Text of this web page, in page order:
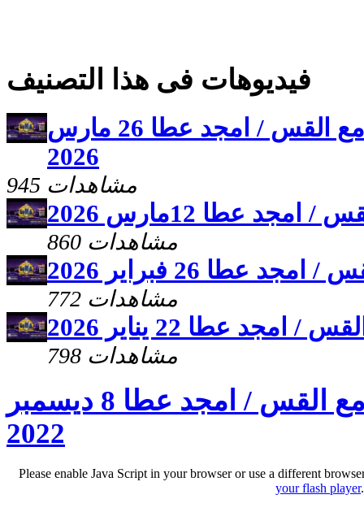
فيديوهات فى هذا التصنيف
برنامج علمنى يسوع مع القس / امجد عطا 26 مارس
2026
945 مشاهدات
عطا 12مارس 2026
860 مشاهدات
26 فبراير 2026
772 مشاهدات
عطا 22 يناير 2026
798 مشاهدات
برنامج (عملنى يسوع ) مع القس / امجد عطا 8 ديسمبر
2022
Please enable Java Script in your browser or use a different
your flash player.